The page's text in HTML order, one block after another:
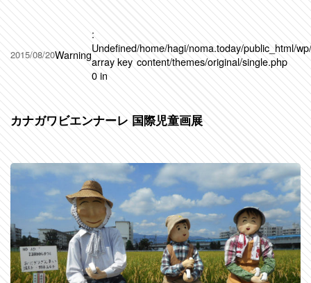
2015/08/20Warning
:
Undefined
array key
0 in
/home/hagi/noma.today/public_html/
content/themes/original/single.php
カナガワビエンナーレ 国際児童画展